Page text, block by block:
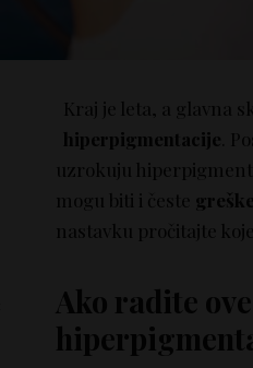
Kraj je leta, a glavna
hiperpigmentacije .
uzrokuju
mogu biti i česte greške
nastavku pročitajte
Ako radite